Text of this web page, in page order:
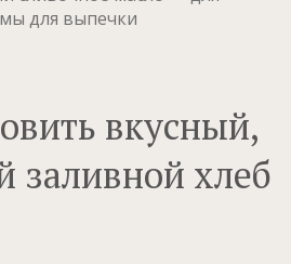
для выпечки
вкусный,
заливной хлеб